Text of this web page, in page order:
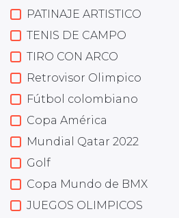
PATINAJE ARTISTICO
TENIS DE CAMPO
TIRO CON ARCO
Retrovisor Olimpico
Fútbol colombiano
Copa América
Mundial Qatar 2022
Golf
Copa Mundo de BMX
JUEGOS OLIMPICOS